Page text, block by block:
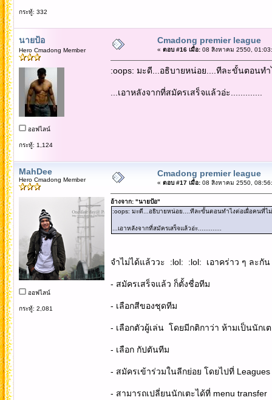
กระทู้: 332
นายป้อ
Hero Cmadong Member
ออฟไลน์
กระทู้: 1,124
Cmadong premier league
« ตอบ #16 เมื่อ:08 สิงหาคม 2550,
:oops: มะดี...อธิบายหน่อย....ทีละขั้นตอนทำ
...เอาหลังจากที่สมัครเสร็จแล้วอ่ะ.............
MahDee
Hero Cmadong Member
ออฟไลน์
กระทู้: 2,081
Cmadong premier league
« ตอบ #17 เมื่อ:08 สิงหาคม 2550,
อ้างจาก: "นายป้อ"
:oops: มะดี...อธิบายหน่อย....ทีละขั้นตอนทำไงต่อเผื่อคนที่ไ
...เอาหลังจากที่สมัครเสร็จแล้วอ่ะ.............
จำไม่ได้แล้ววะ :lol: :lol: เอาคร่าว ๆ ละกัน
- สมัครเสร็จแล้ว ก็ตั้งชื่อทีม
- เลือกสีของชุดทีม
- เลือกตัวผู้เล่น โดยมีกติกาว่า ห้ามเป็นนักเ
- เลือก กัปตันทีม
- สมัครเข้าร่วมในลีกย่อย โดยไปที่
- สามารถเปลี่ยนนักเตะได้ที่ menu transfer